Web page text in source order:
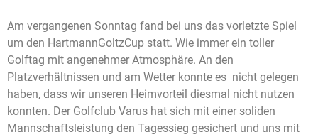
Am vergangenen Sonntag fand bei uns das vorletzte Spiel
um den HartmannGoltzCup statt. Wie immer ein toller
Golftag mit angenehmer Atmosphäre. An den
Platzverhältnissen und am Wetter konnte es nicht gelegen
haben, dass wir unseren Heimvorteil diesmal nicht nutzen
konnten. Der Golfclub Varus hat sich mit einer soliden
Mannschaftsleistung den Tagessieg gesichert und uns mit